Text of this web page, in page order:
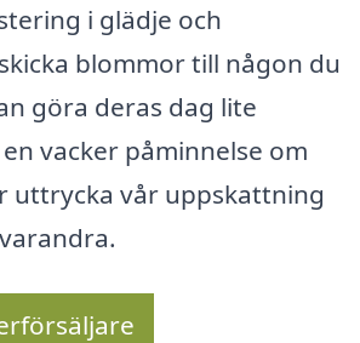
i glädje och
blommor till någon du
göra deras dag lite
vacker påminnelse om
uttrycka vår uppskattning